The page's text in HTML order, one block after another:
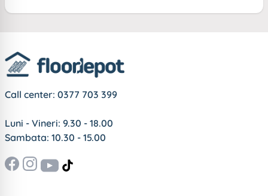
Call center: 0377 703 399
Luni - Vineri: 9.30 - 18.00
Sambata: 10.30 - 15.00